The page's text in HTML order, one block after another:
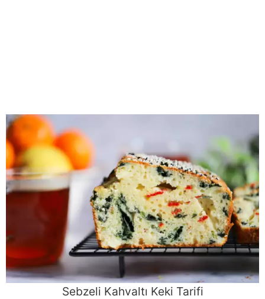
Sebzeli Kahvaltı Keki Tarifi